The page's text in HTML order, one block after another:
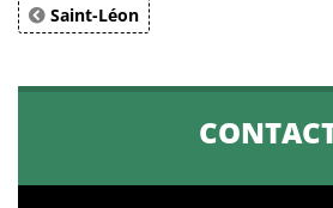
Saint-Léon